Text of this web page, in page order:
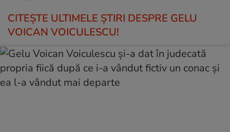
CITEŞTE ULTIMELE ŞTIRI DESPRE GELU
VOICAN VOICULESCU!